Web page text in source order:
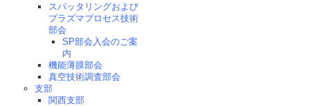
スパッタリングおよび
プラズマプロセス技術
部会
SP部会入会のご案
内
機能薄膜部会
真空技術調査部会
支部
関西支部